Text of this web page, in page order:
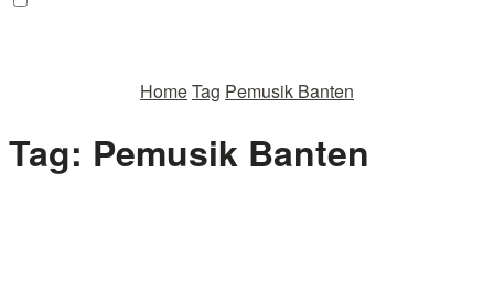
HomeTag Pemusik Banten
Tag: Pemusik Banten